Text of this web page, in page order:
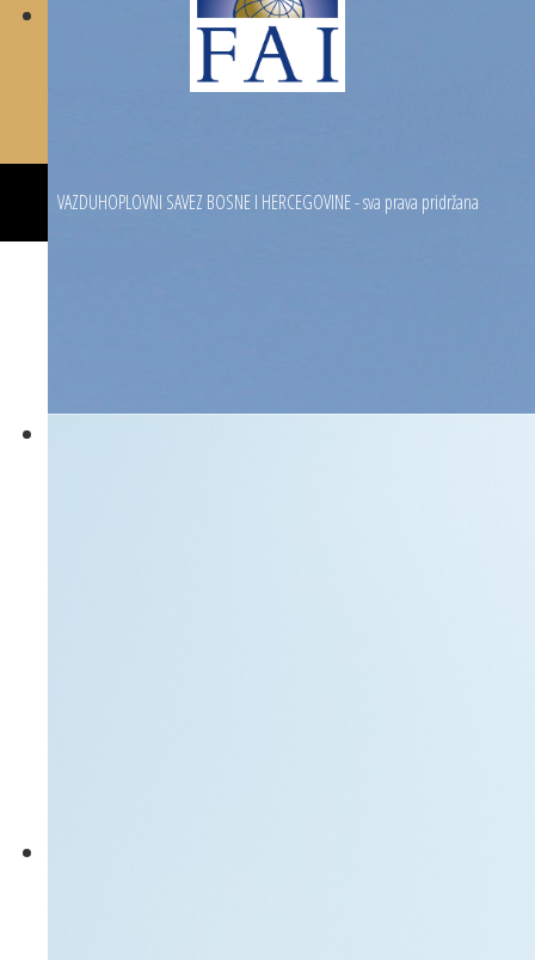
VAZDUHOPLOVNI SAVEZ BOSNE I HERCEGOVINE - sva prava pridržana